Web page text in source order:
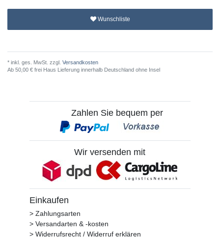
Wunschliste
* inkl. ges. MwSt. zzgl. Versandkosten
Ab 50,00 € frei Haus Lieferung innerhalb Deutschland ohne Insel
Zahlen Sie bequem per
Wir versenden mit
Einkaufen
> Zahlungsarten
> Versandarten & -kosten
> Widerrufsrecht / Widerruf erklären